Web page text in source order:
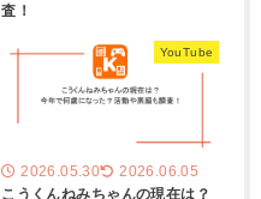
査！
YouTube
2026.05.30 2026.06.05
こうくんねみちゃんの現在は？